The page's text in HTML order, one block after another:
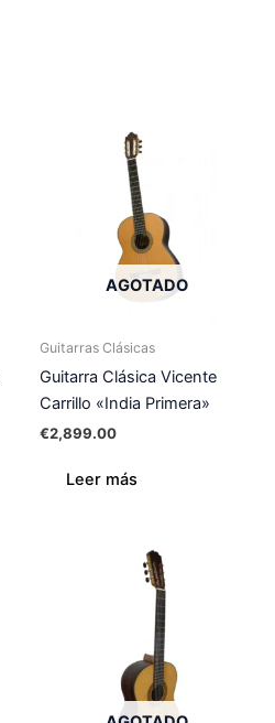
AGOTADO
Guitarras Clásicas
Guitarra Clásica Vicente
Carrillo «India Primera»
€2,899.00
Leer más